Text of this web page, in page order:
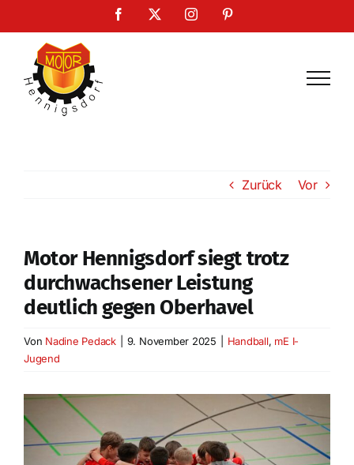
Inhalt
springen
Facebook InstagramPinterest
Zurück Vor
Motor Hennigsdorf siegt trotz
durchwachsener Leistung
deutlich gegen Oberhavel
Von Nadine Pedack 9. November 2025 Handball, mE I-
Jugend